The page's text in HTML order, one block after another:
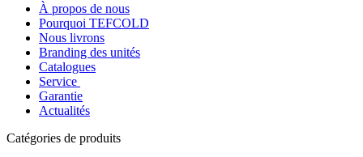
À propos de nous
Pourquoi TEFCOLD
Nous livrons
Branding des unités
Catalogues
Service
Garantie
Actualités
Catégories de produits